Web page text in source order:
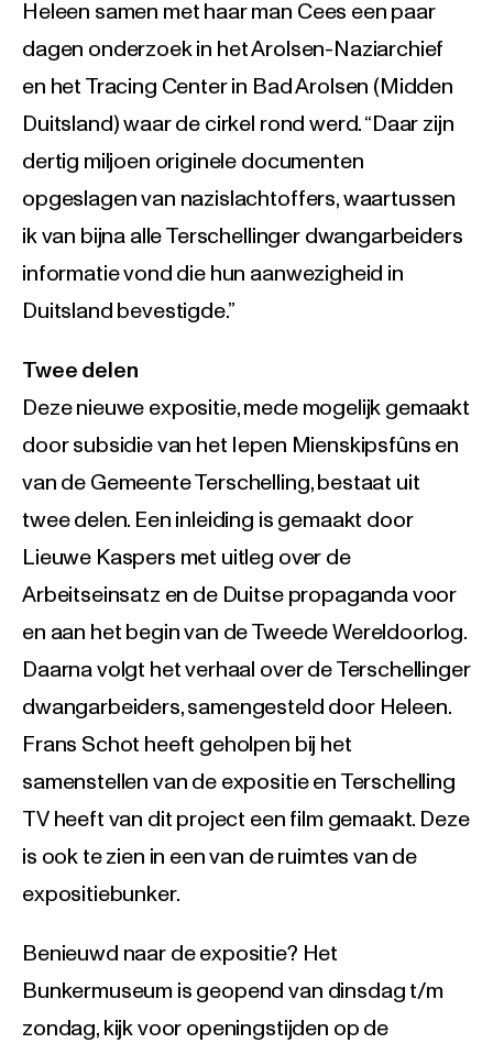
Heleen samen met haar man Cees een paar
dagen onderzoek in het Arolsen-Naziarchief
en het Tracing Center in Bad Arolsen (Midden
Duitsland) waar de cirkel rond werd. “Daar zijn
dertig miljoen originele documenten
opgeslagen van nazislachtoffers, waartussen
ik van bijna alle Terschellinger dwangarbeiders
informatie vond die hun aanwezigheid in
Duitsland bevestigde.”
Twee delen
Deze nieuwe expositie, mede mogelijk gemaakt
door subsidie van het Iepen Mienskipsfûns en
van de Gemeente Terschelling, bestaat uit
twee delen. Een inleiding is gemaakt door
Lieuwe Kaspers met uitleg over de
Arbeitseinsatz en de Duitse propaganda voor
en aan het begin van de Tweede Wereldoorlog.
Daarna volgt het verhaal over de Terschellinger
dwangarbeiders, samengesteld door Heleen.
Frans Schot heeft geholpen bij het
samenstellen van de expositie en Terschelling
TV heeft van dit project een film gemaakt. Deze
is ook te zien in een van de ruimtes van de
expositiebunker.
Benieuwd naar de expositie? Het
Bunkermuseum is geopend van dinsdag t/m
zondag, kijk voor openingstijden op de